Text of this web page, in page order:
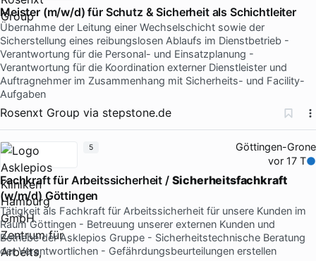
Meister (m/w/d) für Schutz & Sicherheit als Schichtleiter
Übernahme der Leitung einer Wechselschicht sowie der
Sicherstellung eines reibungslosen Ablaufs im Dienstbetrieb -
Verantwortung für die Personal- und Einsatzplanung -
Verantwortung für die Koordination externer Dienstleister und
Auftragnehmer im Zusammenhang mit Sicherheits- und Facility-
Aufgaben
Rosenxt Group via stepstone.de
Göttingen-Grone
vor 17 T
Fachkraft für Arbeitssicherheit / Sicherheitsfachkraft
(w/m/d) Göttingen
Tätigkeit als Fachkraft für Arbeitssicherheit für unsere Kunden im
Raum Göttingen - Betreuung unserer externen Kunden und
Betriebe der Asklepios Gruppe - Sicherheitstechnische Beratung
der Verantwortlichen - Gefährdungsbeurteilungen erstellen
5